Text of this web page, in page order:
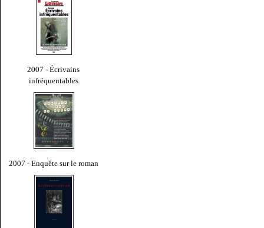
2007 - Écrivains
infréquentables
2007 - Enquête sur le roman